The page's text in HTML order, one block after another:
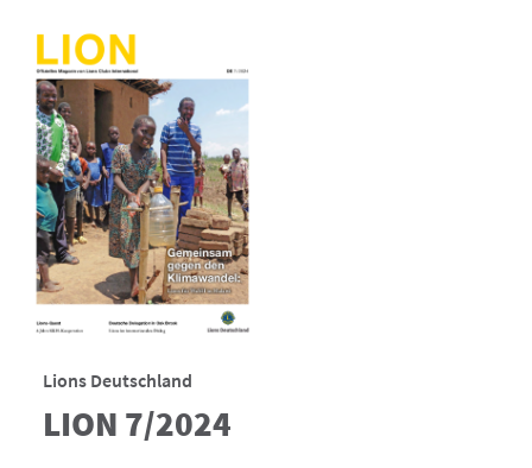
Lions Deutschland
LION 7/2024